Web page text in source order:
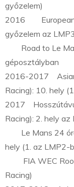
győzelem)
2016 European
győzelem az
Road to Le
géposztályban
2016-2017 Asian
Racing): 10. hely
2017 Hosszútávú
Racing): 2. hely
Le Mans 24
hely (1. az LMP2-
FIA WEC
Racing)